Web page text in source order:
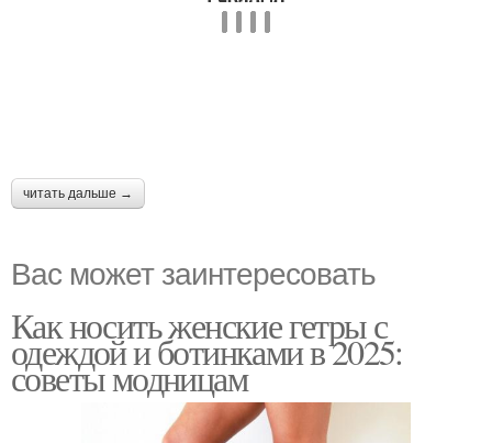
читать дальше →
Вас может заинтересовать
Как носить женские гетры с
одеждой и ботинками в 2025:
советы модницам